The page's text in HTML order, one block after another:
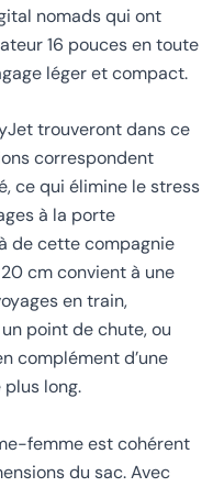
nomads qui ont
16 pouces en toute
léger et compact.
trouveront dans ce
correspondent
ce qui élimine le stress
à la porte
de cette compagnie
cm convient à une
en train,
point de chute, ou
complément d’une
long.
femme est cohérent
du sac. Avec